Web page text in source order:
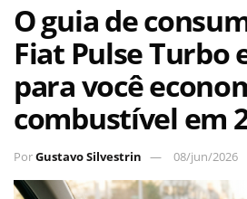
O guia de
Fiat Pulse Turbo
para você
combustível em
PorGustavo Silvestrin 08/jun/2026